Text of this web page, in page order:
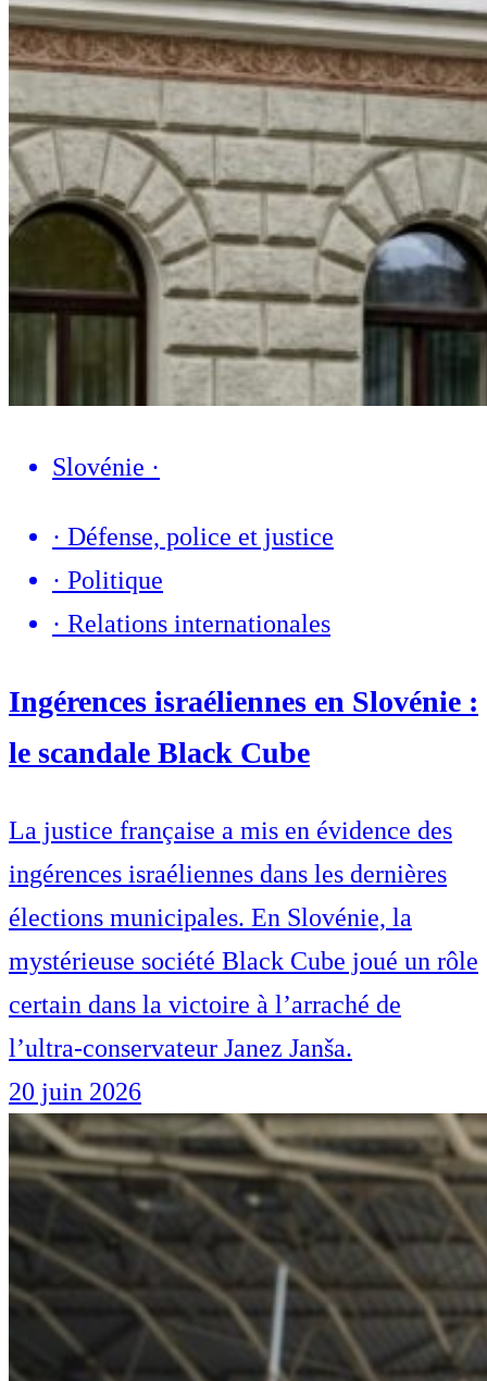
Slovénie ·
· Défense, police et justice
· Politique
· Relations internationales
Ingérences israéliennes en Slovénie :
le scandale Black Cube
La justice française a mis en évidence des
ingérences israéliennes dans les dernières
élections municipales. En Slovénie, la
mystérieuse société Black Cube joué un rôle
certain dans la victoire à l’arraché de
l’ultra-conservateur Janez Janša.
20 juin 2026